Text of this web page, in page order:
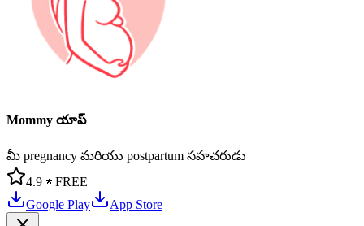
Mommy యాప్
మీ pregnancy మరియు postpartum సహచరుడు
4.9 ★ FREE
Google Play
App Store